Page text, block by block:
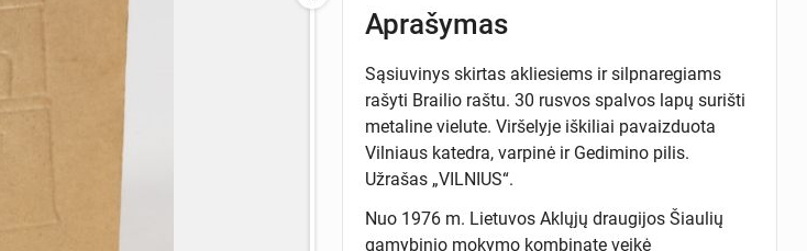
Aprašymas
Sąsiuvinys skirtas akliesiems ir silpnaregiams
rašyti Brailio raštu. 30 rusvos spalvos lapų surišti
metaline vielute. Viršelyje iškiliai pavaizduota
Vilniaus katedra, varpinė ir Gedimino pilis.
Užrašas „VILNIUS“.
Nuo 1976 m. Lietuvos Aklųjų draugijos Šiaulių
gamybinio mokymo kombinate veikė